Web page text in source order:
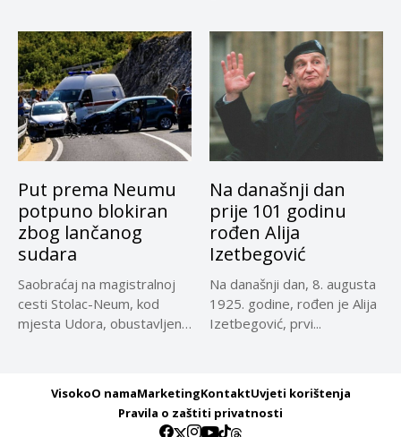
Put prema Neumu
potpuno blokiran
zbog lančanog
sudara
Saobraćaj na magistralnoj
cesti Stolac-Neum, kod
mjesta Udora, obustavljen
Na današnji dan
prije 101 godinu
rođen Alija
Izetbegović
Na današnji dan, 8. augusta
1925. godine, rođen je Alija
Izetbegović, prvi...
VisokoO namaMarketingKontaktUvjeti korištenja
Pravila o zaštiti privatnosti